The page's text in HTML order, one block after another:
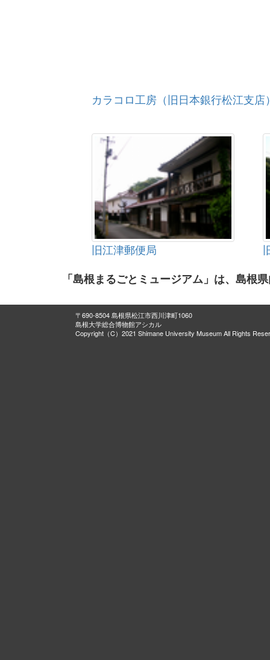
カラコロ工房（旧日本銀行松江支店
旧江津郵便局
「島根まるごとミュージアム」は、島根
〒690-8504 島根県松江市西川津町1060
島根大学総合博物館アシカル
Copyright（C）2021 Shimane University Museum All Rights